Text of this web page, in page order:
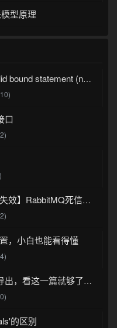
型原理
mybatis plus 出现 Invalid bound statement (not found)
口
【延时任务处理、订单失效】RabbitMQ死信队列实现
，小白也能看得懂
Java实现Excel导入和导出，看这一篇就够了(珍藏版)
的区别